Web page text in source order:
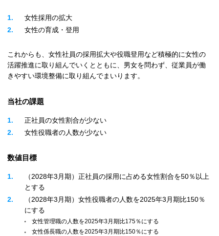
1
女性採用の拡大
2
女性の育成・登用
これからも、女性社員の採用拡大や役職登用など積極的に女性の
活躍推進に取り組んでいくとともに、男女を問わず、従業員が働
きやすい環境整備に取り組んでまいります。
当社の課題
1
正社員の女性割合が少ない
2
女性役職者の人数が少ない
数値目標
1
（2028年3月期）正社員の採用に占める女性割合を50％以上
とする
2
（2028年3月期）女性役職者の人数を2025年3月期比150％
にする
女性管理職の人数を2025年3月期比175％にする
女性係長職の人数を2025年3月期比150％にする